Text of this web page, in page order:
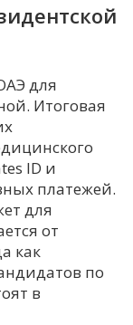
для
Итоговая
ID и
платежей.
для
от
как
по
в